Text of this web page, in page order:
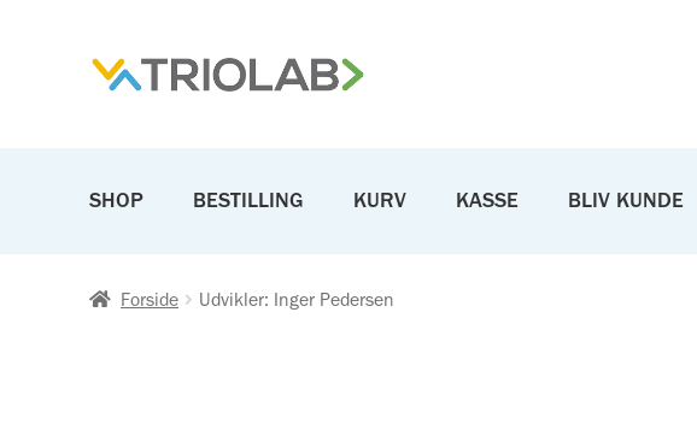
Spring
Spring
SHOP BESTILLING KURV KASSE BLIV KUNDE
Forside Udvikler: Inger Pedersen